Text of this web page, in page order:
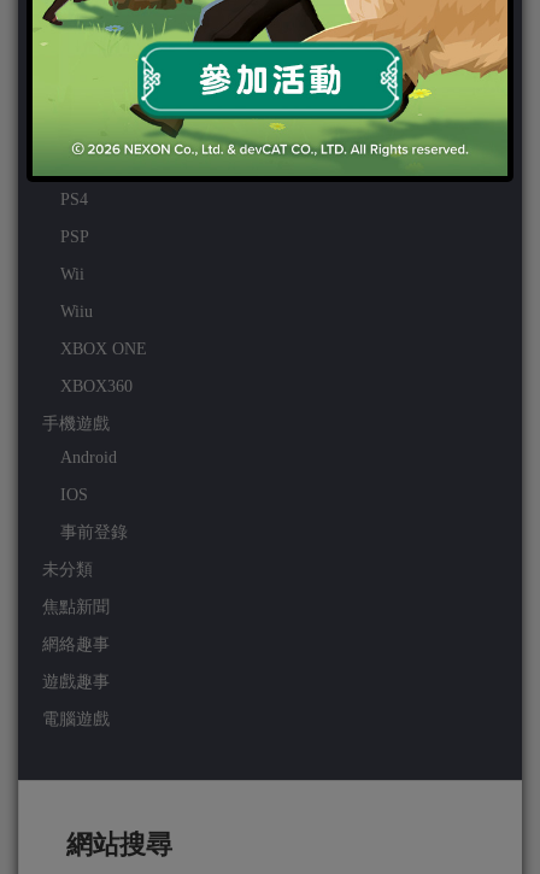
家用遊戲
PS4
PSP
Wii
Wiiu
XBOX ONE
XBOX360
手機遊戲
Android
IOS
事前登錄
未分類
焦點新聞
網絡趣事
遊戲趣事
電腦遊戲
網站搜尋